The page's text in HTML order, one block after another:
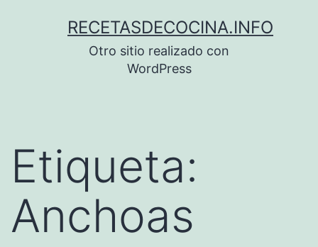
RECETASDECOCINA.INFO
Otro sitio realizado con
WordPress
Etiqueta:
Anchoas